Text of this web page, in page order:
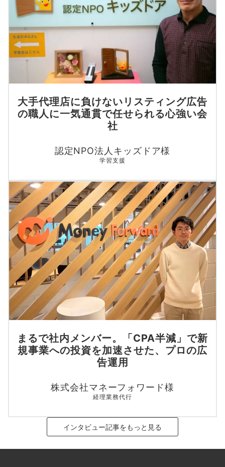
大手代理店に負けないリスティング広告
の職人に一気通貫で任せられる心強い会
社
認定NPO法人キッズドア様
学習支援
まるで社内メンバー。「CPA半減」で新
規事業への投資を加速させた、プロの広
告運用
株式会社マネーフォワード様
経理業務代行
インタビュー記事をもっと見る